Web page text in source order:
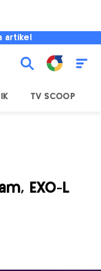
artikel
TV SCOOP
EXO-L